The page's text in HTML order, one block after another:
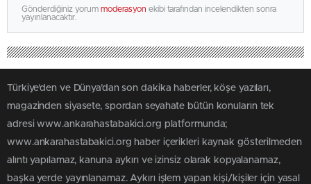
Gönderdiğiniz yorum moderasyon ekibi tarafından incelendikten sonra
yayınlanacaktır.
Türkiye'den ve Dünya’dan son dakika haberler, köşe yazıları,
magazinden siyasete, spordan seyahate bütün konuların tek
adresi www.ankarahastabakici.org platformunda;
www.ankarahastabakici.org haber içerikleri kaynak gösterilmeden
alıntı yapılamaz, kanuna aykırı ve izinsiz olarak kopyalanamaz,
başka yerde yayınlanamaz. Aykırı işlem yapan kişi/kişiler için yasal